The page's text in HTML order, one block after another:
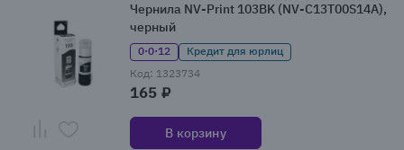
Чернила NV-Print 103BK (NV-C13T00S14A),
черный
0·0·12
Кредит для юрлиц
Код: 1323734
165 ₽
В корзину